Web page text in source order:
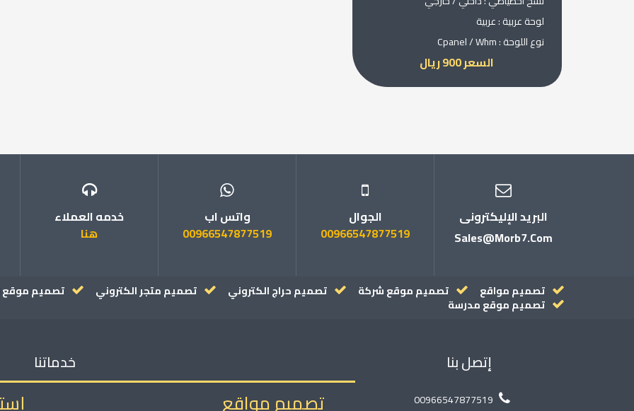
لوحة عربية : عربية
نوع اللوحة : Cpanel / Whm
السعر 900 ريال
البريد الإليكترونى
Sales@morb7.com
الجوال
00966547877519
واتس اب
00966547877519
خدمه العملاء
هنا
تصميم مواقع تصميم موقع شركة تصميم حراج الكتروني تصميم متجر الكتروني تصميم موقع
تصميم موقع مدرسة
إتصل بنا خدماتنا
تصميم مواقع